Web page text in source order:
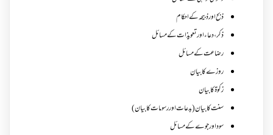
ذبح اور ذبیحہ کے احکام
ذکر،دعاء اور تعویذات کے مسائل
رضاعت کے مسائل
روزے کا بیان
زکوة کابیان
سنت کا بیان (بدعات اور رسومات کا بیان)
سود اور جوے کے مسائل